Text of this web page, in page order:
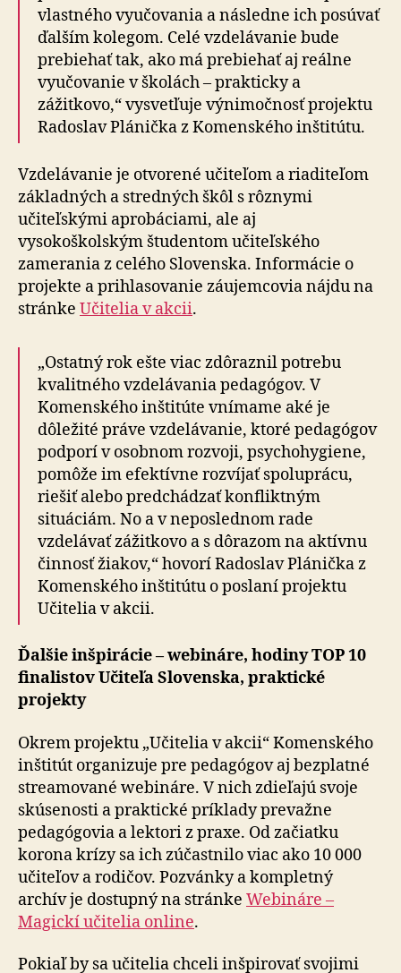
vlastného vyučovania a následne ich posúvať
ďalším kolegom. Celé vzdelávanie bude
prebiehať tak, ako má prebiehať aj reálne
vyučovanie v školách – prakticky a
zážitkovo,“ vysvetľuje výnimočnosť projektu
Radoslav Plánička z Komenského inštitútu.
Vzdelávanie je otvorené učiteľom a riaditeľom
základných a stredných škôl s rôznymi
učiteľskými aprobáciami, ale aj
vysokoškolským študentom učiteľského
zamerania z celého Slovenska. Informácie o
projekte a prihlasovanie záujemcovia nájdu na
stránke Učitelia v akcii.
„Ostatný rok ešte viac zdôraznil potrebu
kvalitného vzdelávania pedagógov. V
Komenského inštitúte vnímame aké je
dôležité práve vzdelávanie, ktoré pedagógov
podporí v osobnom rozvoji, psychohygiene,
pomôže im efektívne rozvíjať spoluprácu,
riešiť alebo predchádzať konfliktným
situáciám. No a v neposlednom rade
vzdelávať zážitkovo a s dôrazom na aktívnu
činnosť žiakov,“ hovorí Radoslav Plánička z
Komenského inštitútu o poslaní projektu
Učitelia v akcii.
Ďalšie inšpirácie – webináre, hodiny TOP 10
finalistov Učiteľa Slovenska, praktické
projekty
Okrem projektu „Učitelia v akcii“ Komenského
inštitút organizuje pre pedagógov aj bezplatné
streamované webináre. V nich zdieľajú svoje
skúsenosti a praktické príklady prevažne
pedagógovia a lektori z praxe. Od začiatku
korona krízy sa ich zúčastnilo viac ako 10 000
učiteľov a rodičov. Pozvánky a kompletný
archív je dostupný na stránke Webináre –
Magickí učitelia online.
Pokiaľ by sa učitelia chceli inšpirovať svojimi